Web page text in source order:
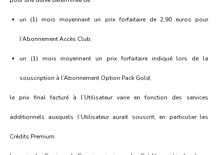
un (1) mois moyennant un prix forfaitaire de 2,90 euros pour
l’Abonnement Accès Club,
un (1) mois moyennant un prix forfaitaire indiqué lors de la
souscription à l’Abonnement Option Pack Gold,
le prix final facturé à l’Utilisateur varie en fonction des services
additionnels auxquels l’Utilisateur aurait souscrit, en particulier les
Crédits Premium.